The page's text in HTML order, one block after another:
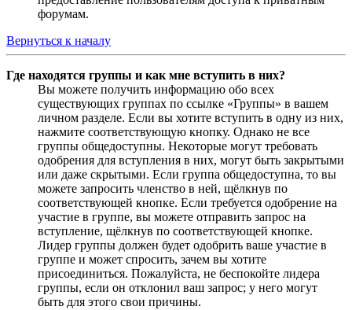
форумам.
Вернуться к началу
Где находятся группы и как мне вступить в них?
Вы можете получить информацию обо всех
существующих группах по ссылке «Группы» в вашем
личном разделе. Если вы хотите вступить в одну из них,
нажмите соответствующую кнопку. Однако не все
группы общедоступны. Некоторые могут требовать
одобрения для вступления в них, могут быть закрытыми
или даже скрытыми. Если группа общедоступна, то вы
можете запросить членство в ней, щёлкнув по
соответствующей кнопке. Если требуется одобрение на
участие в группе, вы можете отправить запрос на
вступление, щёлкнув по соответствующей кнопке.
Лидер группы должен будет одобрить ваше участие в
группе и может спросить, зачем вы хотите
присоединиться. Пожалуйста, не беспокойте лидера
группы, если он отклонил ваш запрос; у него могут
быть для этого свои причины.